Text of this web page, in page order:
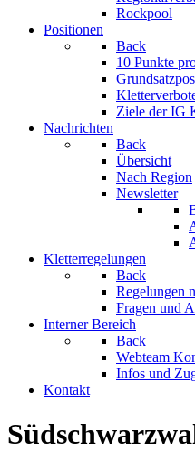
Rockpool
Positionen
Back
10 Punkte
Ziele der IG
Nachrichten
Back
Übersicht
Nach Region
Newsletter
Kletterregelungen
Back
Regelungen
Fragen und
Interner Bereich
Back
Webteam
Infos und
Kontakt